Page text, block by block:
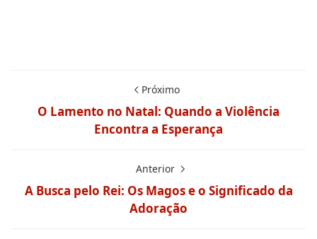
Próximo
O Lamento no Natal: Quando a Violência
Encontra a Esperança
Anterior
A Busca pelo Rei: Os Magos e o Significado da
Adoração